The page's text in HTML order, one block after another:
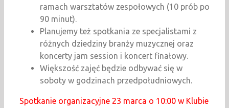
ramach warsztatów zespołowych (10 prób po
90 minut).
Planujemy też spotkania ze specjalistami z
różnych dziedziny branży muzycznej oraz
koncerty jam session i koncert finałowy.
Większość zajęć będzie odbywać się w
soboty w godzinach przedpołudniowych.
Spotkanie organizacyjne 23 marca o 10:00 w Klubie